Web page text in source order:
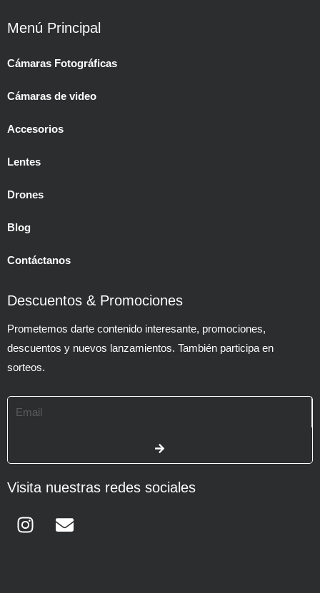
Menú Principal
Cámaras Fotográficas
Cámaras de video
Accesorios
Lentes
Drones
Blog
Contáctanos
Descuentos & Promociones
Prometemos darte contenido interesante, promociones,
descuentos y nuevos lanzamientos. También participa en
sorteos.
Visita nuestras redes sociales
InstagramEnvelope